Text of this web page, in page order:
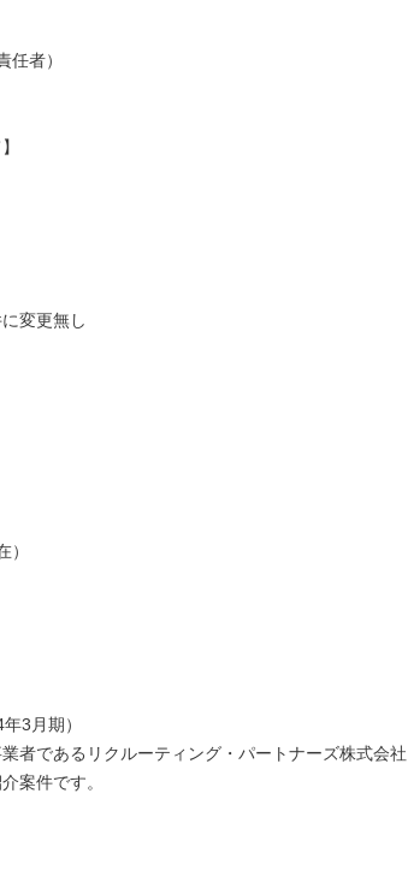
任者）
変更無し
3月期）
者であるリクルーティング・パートナーズ株式会社
案件です。